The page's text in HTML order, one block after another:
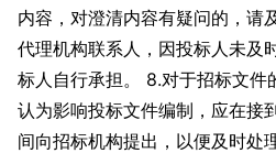
内容，对澄清内容有疑问的，请
代理机构联系人，因投标人未及
标人自行承担。 8.对于招标文件
认为影响投标文件编制，应在接
间向招标机构提出，以便及时处